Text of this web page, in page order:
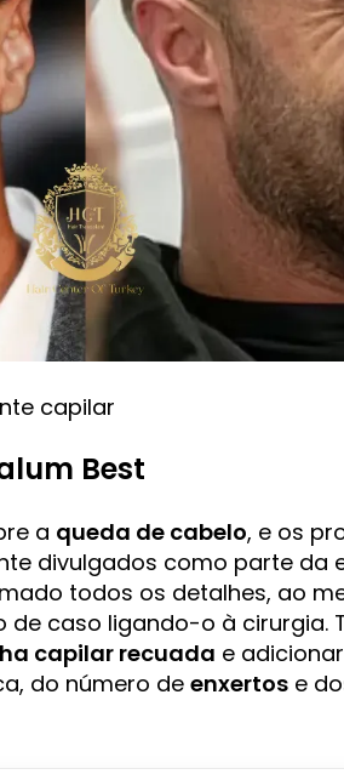
capilar
Best
a queda de cabelo, e os
divulgados como parte da
todos os detalhes, ao
caso ligando-o à cirurgia.
capilar recuada e
do número de enxertos e